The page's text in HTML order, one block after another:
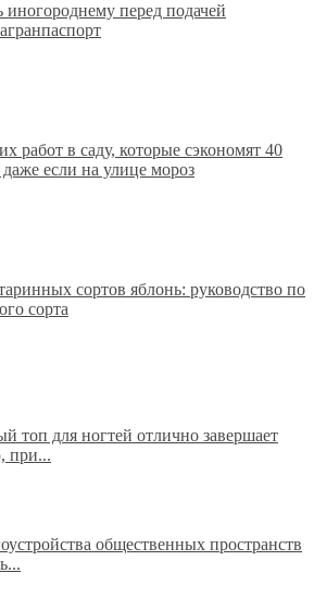
иногороднему перед подачей
работ в саду, которые сэкономят 40
если на улице мороз
сортов яблонь: руководство по
сорта
топ для ногтей отлично завершает
при...
общественных пространств